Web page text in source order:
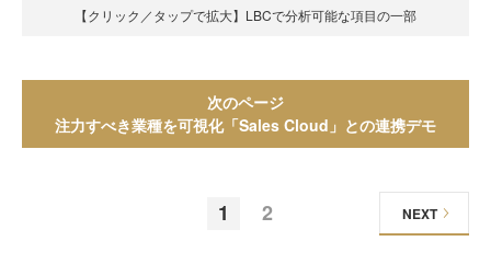
【クリック／タップで拡大】LBCで分析可能な項目の一部
次のページ
注力すべき業種を可視化「Sales Cloud」との連携デモ
1 2 NEXT